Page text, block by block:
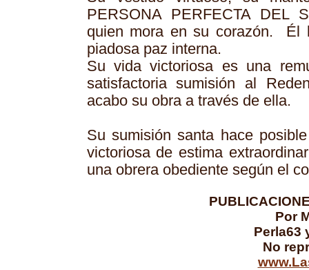
PERSONA PERFECTA DEL
quien mora en su corazón. Él
piadosa paz interna.
Su vida victoriosa es una
satisfactoria sumisión al
acabo su obra a través de ella.
Su sumisión santa hace
victoriosa de estima
una obrera obediente según el
Por
Perla63
No